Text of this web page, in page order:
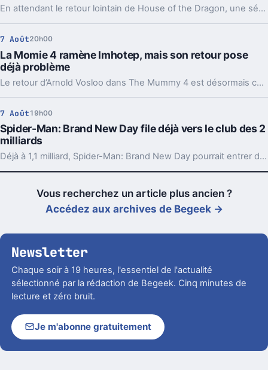
En attendant le retour lointain de House of the Dragon, une série d’espionnage d’Apple TV+ offre un relais inattendu, avec plusieurs visages bien connus de Westeros.
7 Août20h00
La Momie 4 ramène Imhotep, mais son retour pose
déjà problème
Le retour d’Arnold Vosloo dans The Mummy 4 est désormais confirmé. Bonne nouvelle pour les fans, sauf qu’un détail central reste entier : comment Imhotep revient-il ?
7 Août 19h00
Spider-Man: Brand New Day file déjà vers le club des 2
milliards
Déjà à 1,1 milliard, Spider-Man: Brand New Day pourrait entrer dans le cercle minuscule des films à 2 milliards. Et son calendrier l’aide beaucoup.
Vous recherchez un article plus ancien ?
Accédez aux archives de Begeek →
Newsletter
Chaque soir à 19 heures, l'essentiel de l'actualité
sélectionné par la rédaction de Begeek. Cinq minutes de
lecture et zéro bruit.
Je m'abonne gratuitement